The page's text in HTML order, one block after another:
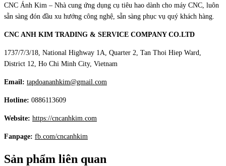
CNC Ánh Kim – Nhà cung ứng dụng cụ tiêu hao dành cho máy CNC, luôn
sẵn sàng đón đầu xu hướng công nghệ, sẵn sàng phục vụ quý khách hàng.
CNC ANH KIM TRADING & SERVICE COMPANY CO.LTD
1737/7/3/18, National Highway 1A, Quarter 2, Tan Thoi Hiep Ward,
District 12, Ho Chi Minh City, Vietnam
Email: tapdoananhkim@gmail.com
Hotline: 0886113609
Website: https://cncanhkim.com
Fanpage: fb.com/cncanhkim
Sản phẩm liên quan